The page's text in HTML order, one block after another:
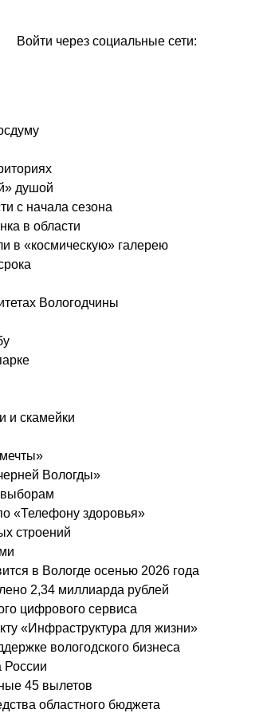
Войти через социальные сети:
душой
с начала сезона
в области
в «космическую» галерею
Вологодчины
и скамейки
Вологды»
выборам
«Телефону здоровья»
строений
в Вологде осенью 2026 года
2,34 миллиарда рублей
цифрового сервиса
«Инфраструктура для жизни»
вологодского бизнеса
России
45 вылетов
областного бюджета